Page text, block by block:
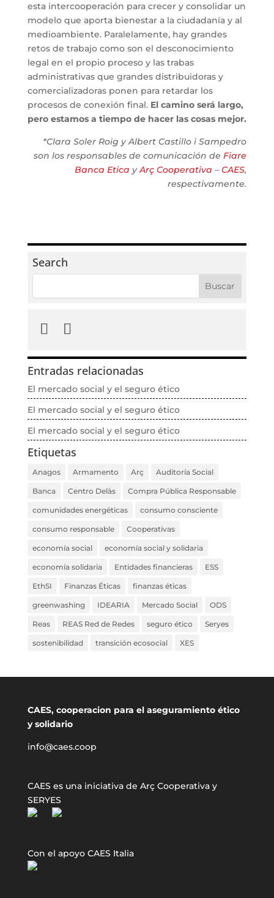
esta intercooperación para crecer y consolidar un
modelo que aporta bienestar a la ciudadanía y al
medioambiente. Paralelamente, hay grandes
retos de trabajo como son el desconocimiento
legal en el propio proceso y las trabas
administrativas que grandes distribuidoras y
comercializadoras ponen para retardar los
procesos de conexión final. El camino será largo,
pero estamos a tiempo de hacer las cosas mejor.
*Clara Soler Roig y Albert Castillo i Sampedro
son los responsables de comunicación deFiare
Banca Etica yArç Cooperativa –CAES,
respectivamente.
Search
Entradas relacionadas
El mercado social y el seguro ético
El mercado social y el seguro ético
El mercado social y el seguro ético
Etiquetas
Anagos Armamento Arç Auditoría Social
Banca Centro Delàs Compra Pública Responsable
comunidades energéticas consumo consciente
consumo responsable Cooperativas
economía social economía social y solidaria
economía solidaria Entidades financieras ESS
EthSI Finanzas Éticas finanzas éticas
greenwashing IDEARIA Mercado Social ODS
Reas REAS Red de Redes seguro ético Seryes
sostenibilidad transición ecosocial XES
CAES, cooperacion para el aseguramiento ético
y solidario
info@caes.coop
CAES es una iniciativa de Arç Cooperativa y
SERYES
Con el apoyo CAES Italia